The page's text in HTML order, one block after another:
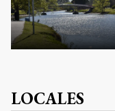
LOCALES